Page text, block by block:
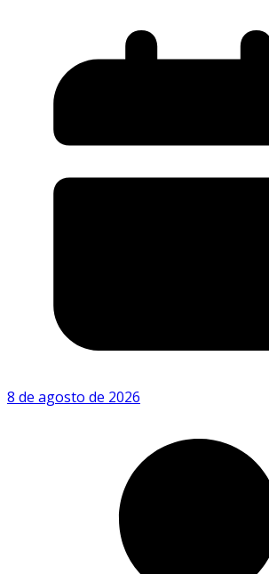
8 de agosto de 2026